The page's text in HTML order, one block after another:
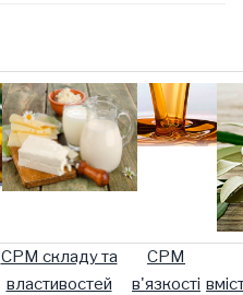
СРМ складу та
властивостей
СРМ
в'язкості